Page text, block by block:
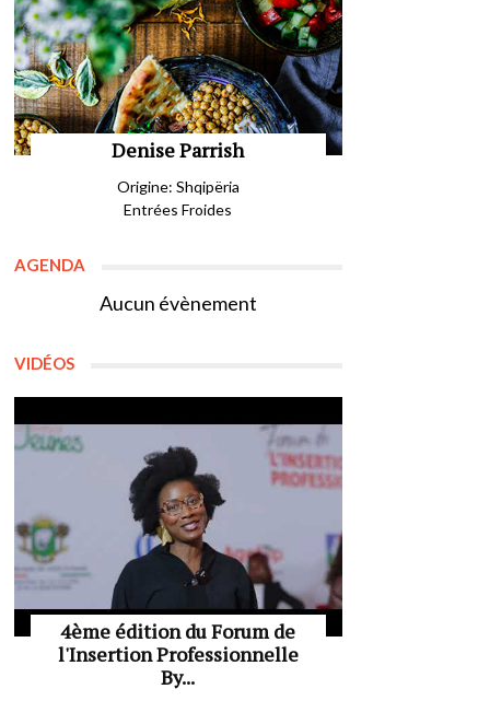
Denise Parrish
Origine: Shqipëria
Entrées Froides
AGENDA
Aucun évènement
VIDÉOS
4ème édition du Forum de
l'Insertion Professionnelle
By...